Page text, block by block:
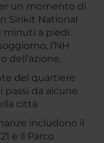
un momento di
Sirikit National
minuti a piedi.
l’NH
dell’azione.
del quartiere
passi da alcune
città
includono il
e il Parco